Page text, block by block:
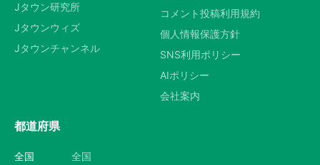
Jタウン研究所
Jタウンウィズ
Jタウンチャンネル
コメント投稿利用規約
個人情報保護方針
SNS利用ポリシー
AIポリシー
会社案内
都道府県
全国
全国